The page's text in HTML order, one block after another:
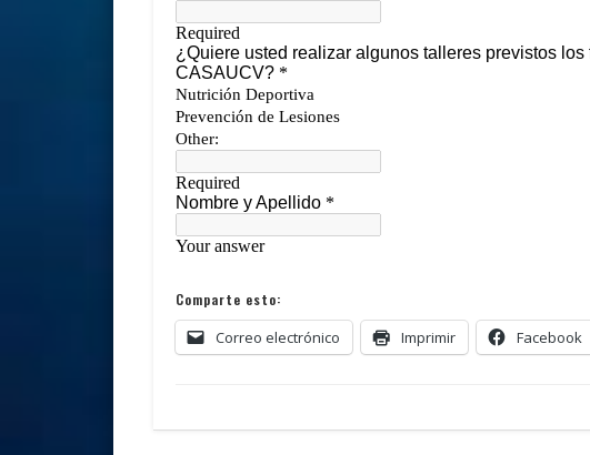
Comparte esto:
Correo electrónico Imprimir Facebook